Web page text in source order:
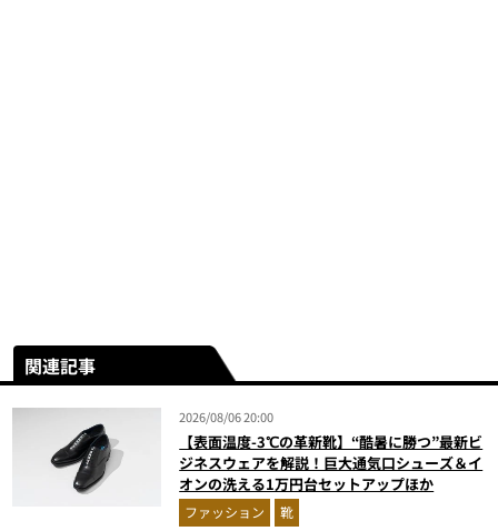
関連記事
2026/08/06 20:00
【表面温度-3℃の革新靴】“酷暑に勝つ”最新ビ
ジネスウェアを解説！巨大通気口シューズ＆イ
オンの洗える1万円台セットアップほか
ファッション 靴